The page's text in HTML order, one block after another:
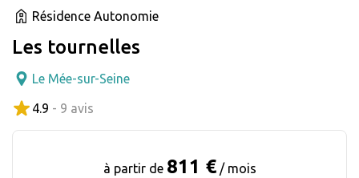
Résidence Autonomie
Les tournelles
Le Mée-sur-Seine
4.9 - 9 avis
à partir de 811 € / mois